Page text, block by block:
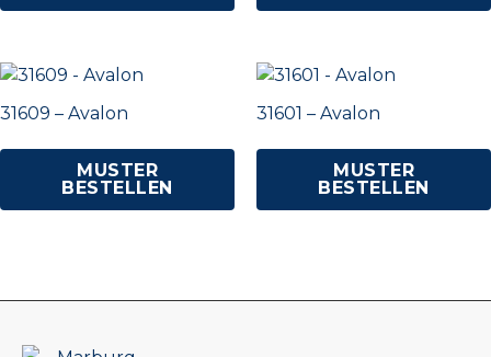
31609 – Avalon
MUSTER
BESTELLEN
31601 – Avalon
MUSTER
BESTELLEN